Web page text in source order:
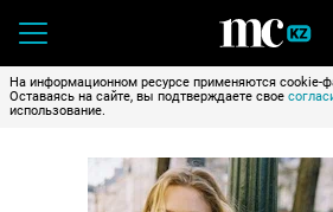
На информационном ресурсе применяются cookie-
Оставаясь на сайте, вы подтверждаете свое
использование.